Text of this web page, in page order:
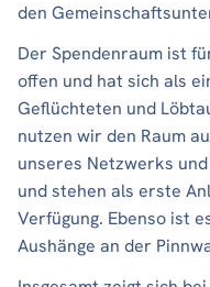
den
Der Spendenraum ist
offen und hat sich als
Geflüchteten und
nutzen wir den Raum
unseres Netzwerks
und stehen als erste
Verfügung. Ebenso ist
Aushänge an der